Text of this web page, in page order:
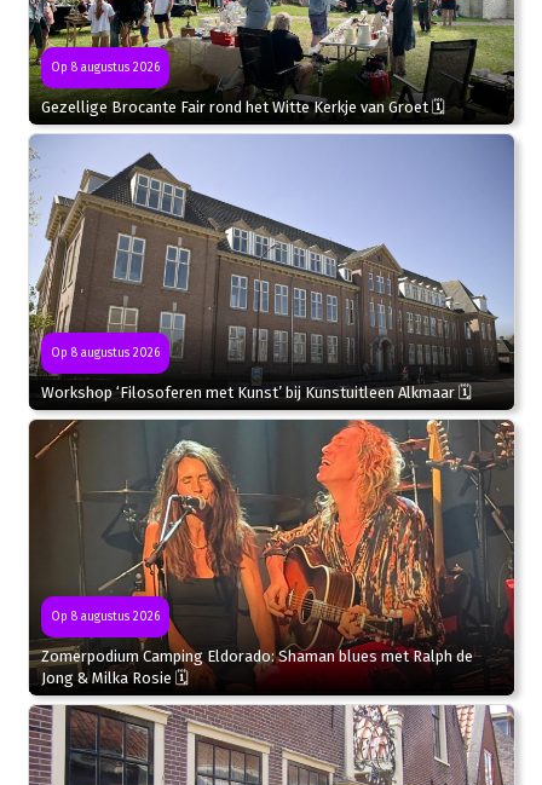
Op 8 augustus 2026
Gezellige Brocante Fair rond het Witte Kerkje van Groet 🗓
Op 8 augustus 2026
Workshop ‘Filosoferen met Kunst’ bij Kunstuitleen Alkmaar 🗓
Op 8 augustus 2026
Zomerpodium Camping Eldorado: Shaman blues met Ralph de
Jong & Milka Rosie 🗓